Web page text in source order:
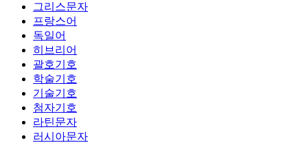
그리스문자
프랑스어
독일어
히브리어
괄호기호
학술기호
기술기호
첨자기호
라틴문자
러시아문자